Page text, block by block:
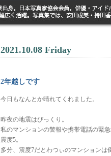
2021.10.08 Friday
2年越しです
今日もなんとか晴れてくれました。
昨夜の地震はびっくり。
私のマンションの警報や携帯電話の緊
震度5。
多分、震度7だとわつぃのマンションは